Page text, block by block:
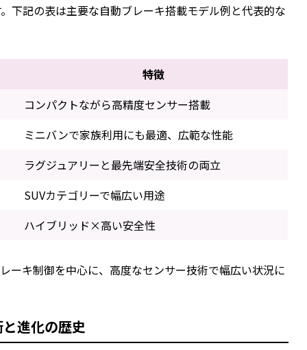
下記の表は主要な自動ブレーキ搭載モデル例と代表的な
特徴
コンパクトながら高精度センサー搭載
ミニバンで家族利用にも最適、広範な性能
ラグジュアリーと最先端安全技術の両立
SUVカテゴリーで幅広い用途
ハイブリッド×高い安全性
ーキ制御を中心に、高度なセンサー技術で幅広い状況に
進化の歴史